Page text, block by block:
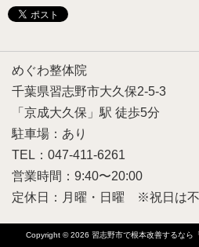
めぐわ整体院
千葉県習志野市大久保2-5-3
「京成大久保」駅 徒歩5分
駐車場：あり
TEL：047-411-6261
営業時間：9:40〜20:00
定休日：月曜・日曜 ※祝日は
Copyright © 2026 習志野市で根本改善するなら